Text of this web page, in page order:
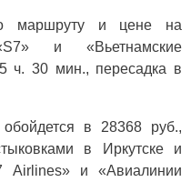
маршруту и цене на
и «Вьетнамские
ч. 30 мин., пересадка в
в 28368 руб.,
в Иркутске и
Airlines» и «Авиалинии